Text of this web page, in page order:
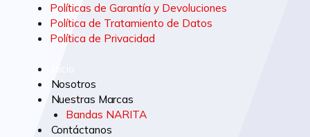
Políticas de Garantía y Devoluciones
Política de Tratamiento de Datos
Política de Privacidad
Nosotros
Nuestras Marcas
Bandas NARITA
Contáctanos